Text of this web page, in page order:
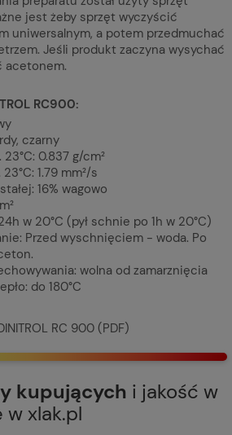
jest żeby sprzęt wyczyścić
uniwersalnym, a potem przedmuchać
Jeśli produkt zaczyna wysychać
acetonem.
RC900:
czarny
0.837 g/cm²
1.79 mm²/s
16% wagowo
w 20°C (pył schnie po 1h w 20°C)
Przed wyschnięciem - woda. Po
wolna od zamarznięcia
do 180°C
RC 900 (PDF)
kupujących i jakość w
xlak.pl